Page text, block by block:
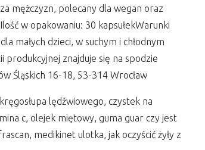
mężczyzn, polecany dla wegan oraz
w opakowaniu: 30 kapsułekWarunki
małych dzieci, w suchym i chłodnym
produkcyjnej znajduje się na spodzie
Śląskich 16-18, 53-314 Wrocław
lędźwiowego, czystek na
c, olejek miętowy, guma guar czy jest
medikinet ulotka, jak oczyścić żyły z